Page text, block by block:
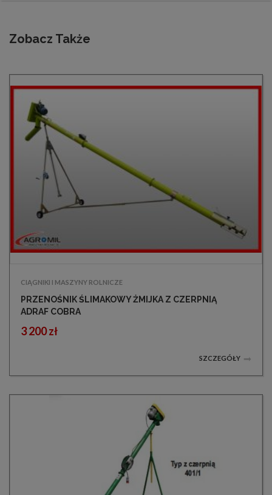
Zobacz Także
CIĄGNIKI I MASZYNY ROLNICZE
PRZENOŚNIK ŚLIMAKOWY ŻMIJKA Z CZERPNIĄ
ADRAF COBRA
3 200 zł
SZCZEGÓŁY